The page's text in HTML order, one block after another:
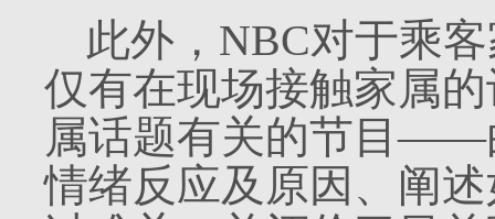
此外， NBC对于乘
仅有在现场接触家属
属话题有关的节目——
情绪反应及原因、阐